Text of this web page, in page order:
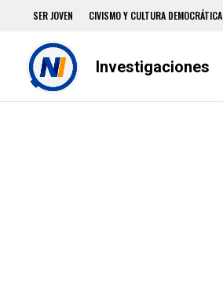
SER JOVEN CIVISMO Y CULTURA DEMOCRÁTICA
Investigaciones